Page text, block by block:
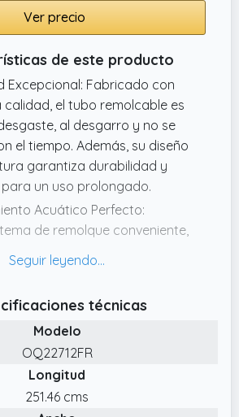
Ver precio
de este producto
Excepcional: Fabricado con
calidad, el tubo remolcable es
al desgarro y no se
el tiempo. Además, su diseño
garantiza durabilidad y
un uso prolongado.
Acuático Perfecto:
de remolque conveniente,
el sistema de drenaje de
añadiendo un toque extra
3 Personas: El bote banana
para transportar de
hasta 3 pasajeros y puede
técnicas
Modelo
OQ22712FR
Longitud
251.46 cms